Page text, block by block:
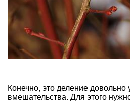
Конечно, это деление
вмешательства. Для этого